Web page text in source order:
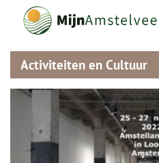
Activiteiten en Cultuur